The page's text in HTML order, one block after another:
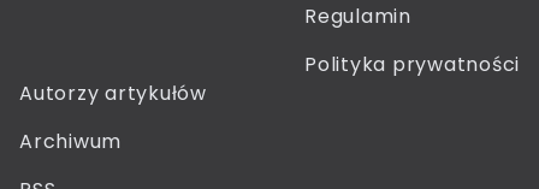
Regulamin
Polityka prywatności
Autorzy artykułów
Archiwum